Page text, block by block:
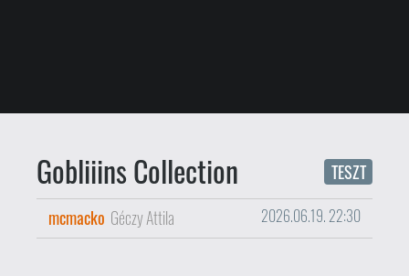
maradt köztudatban. Egyik
legsikeresebb, sokak számára
legkedvesebb sorozatuk a
Gobliiins volt, amely Pierre